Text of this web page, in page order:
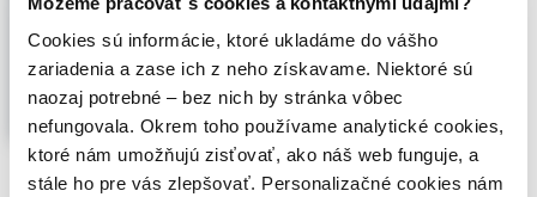
Cookies sú informácie, ktoré ukladáme do vášho
zariadenia a zase ich z neho získavame. Niektoré sú
naozaj potrebné – bez nich by stránka vôbec
nefungovala. Okrem toho používame analytické cookies,
ktoré nám umožňujú zisťovať, ako náš web funguje, a
stále ho pre vás zlepšovať. Personalizačné cookies nám
Dead, 03. End Of The Line, ...Zobraziť viac
🍌 Dodanie môže trvať viac ako 30 dní